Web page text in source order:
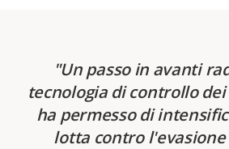
Un passo in avanti
tecnologia di controllo
ha permesso di
lotta contro